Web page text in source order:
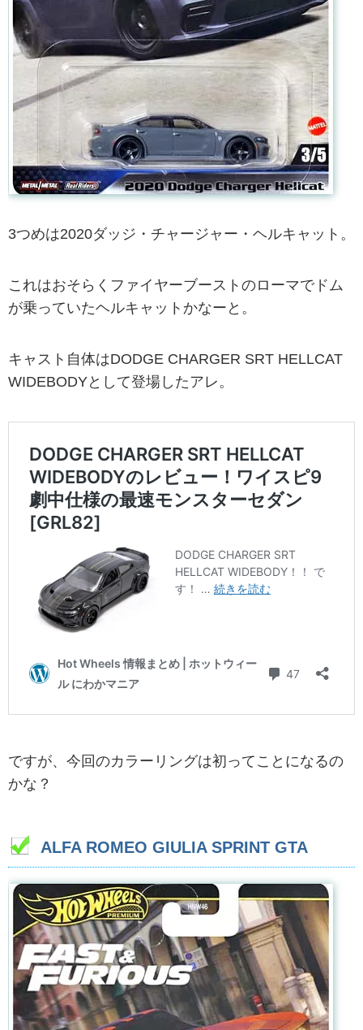
3つめは2020ダッジ・チャージャー・ヘルキャット。
これはおそらくファイヤーブーストのローマでドム
が乗っていたヘルキャットかなーと。
キャスト自体はDODGE CHARGER SRT HELLCAT
WIDEBODYとして登場したアレ。
ですが、今回のカラーリングは初ってことになるの
かな？
ALFA ROMEO GIULIA SPRINT GTA